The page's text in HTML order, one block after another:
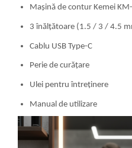
Mașină de contur Kemei
3 înălțătoare (1.5 / 3 / 4.5
Cablu USB Type-C
Perie de curățare
Ulei pentru întreținere
Manual de utilizare